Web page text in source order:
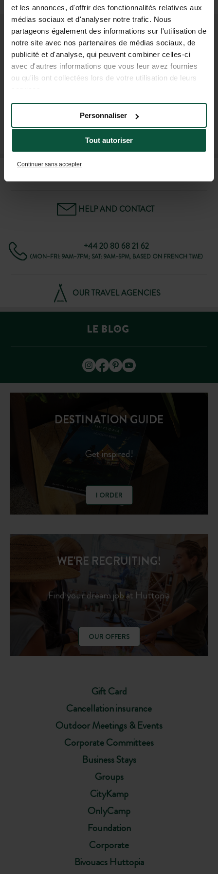
et les annonces, d'offrir des fonctionnalités relatives aux
médias sociaux et d'analyser notre trafic. Nous
partageons également des informations sur l'utilisation de
notre site avec nos partenaires de médias sociaux, de
publicité et d'analyse, qui peuvent combiner celles-ci
avec d'autres informations que vous leur avez fournies
ou qu'ils ont collectées lors de votre utilisation de leurs
Tout autoriser
Personnaliser
Continuer sans accepter
By taxi or car(1 h)
JOIN OUR COMMUNITY
To be the first to know about Huttopia news and
special offers !
SUBSCRIBE TO OUR NEWSLETTER
HELP AND CONTACT
+44 20 80 68 21 62
(MON–FRI: 9AM–7PM; SAT: 9AM–5PM, BASED ON FRENCH TIME)
OUR TRAVEL AGENCIES
DESTINATION GUIDE
Get inspired!
I ORDER
Gift Card
Cancellation insurance
Outdoor Meetings & Events
Corporate Committees
Business Stays
Groups
CityKamp
OnlyCamp
Foundation
Corporate
Bivouacs Huttopia
WE'RE RECRUITING!
Find your dream job at Huttopia
OUR OFFERS